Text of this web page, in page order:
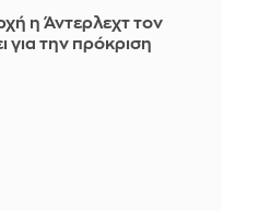
η Άντερλεχτ τον
την πρόκριση